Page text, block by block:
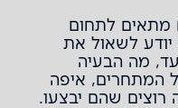
מתאים לתחום
לשאול את
מה הבעיה
המתחרים, איפה
רוצים שהם יבצעו.